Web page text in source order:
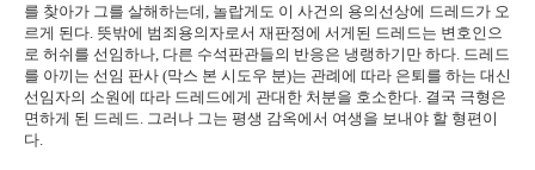
를 찾아가 그를 살해하는데, 놀랍게도 이 사건의 용의선상에 드레드가 오
르게 된다. 뜻밖에 범죄용의자로서 재판정에 서게된 드레드는 변호인으
로 허쉬를 선임하나, 다른 수석판관들의 반응은 냉랭하기만 하다. 드레드
를 아끼는 선임 판사 (막스 본 시도우 분)는 관례에 따라 은퇴를 하는 대신
선임자의 소원에 따라 드레드에게 관대한 처분을 호소한다. 결국 극형은
면하게 된 드레드. 그러나 그는 평생 감옥에서 여생을 보내야 할 형편이
다.